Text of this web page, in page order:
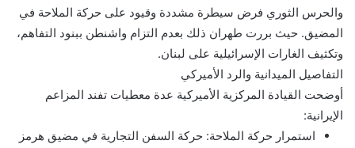
والحرس الثوري فرض سيطرة مشددة وقيود على حركة الملاحة في
المضيق. حيث بررت طهران ذلك بعدم التزام واشنطن ببنود التفاهم،
وتكثيف الغارات الإسرائيلية على لبنان.
التفاصيل الميدانية والرد الأميركي
أوضحت القيادة المركزية الأميركية عدة معطيات تفند المزاعم
الإيرانية:
استمرار حركة الملاحة: حركة السفن التجارية في مضيق هرمز